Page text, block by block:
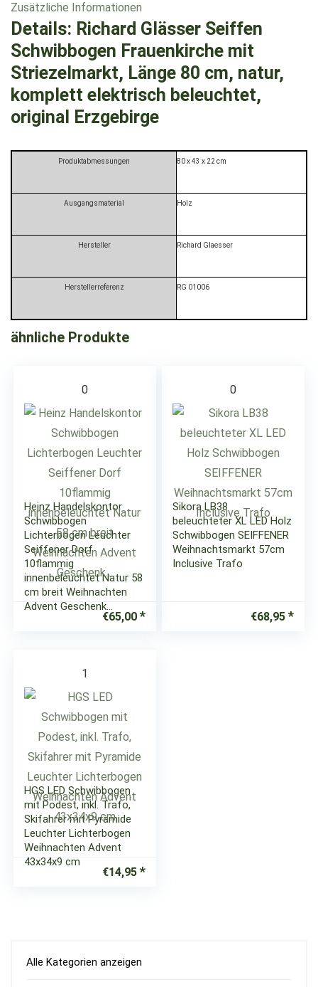
Zusätzliche Informationen
Details: Richard Glässer Seiffen
Schwibbogen Frauenkirche mit
Striezelmarkt, Länge 80 cm, natur,
komplett elektrisch beleuchtet,
original Erzgebirge
Produktabmessungen ‎80 x 43 x 22 cm
Ausgangsmaterial ‎Holz
Hersteller ‎Richard Glaesser
Herstellerreferenz ‎RG 01006
ähnliche Produkte
0
Heinz Handelskontor
Schwibbogen
Lichterbogen Leuchter
Seiffener Dorf
10flammig
innenbeleuchtet Natur 58
cm breit Weihnachten
Advent Geschenk…
€65,00
0
Sikora LB38
beleuchteter XL LED Holz
Schwibbogen SEIFFENER
Weihnachtsmarkt 57cm
Inclusive Trafo
€68,95
1
HGS LED Schwibbogen
mit Podest, inkl. Trafo,
Skifahrer mit Pyramide
Leuchter Lichterbogen
Weihnachten Advent
43x34x9 cm
€14,95
Alle Kategorien anzeigen